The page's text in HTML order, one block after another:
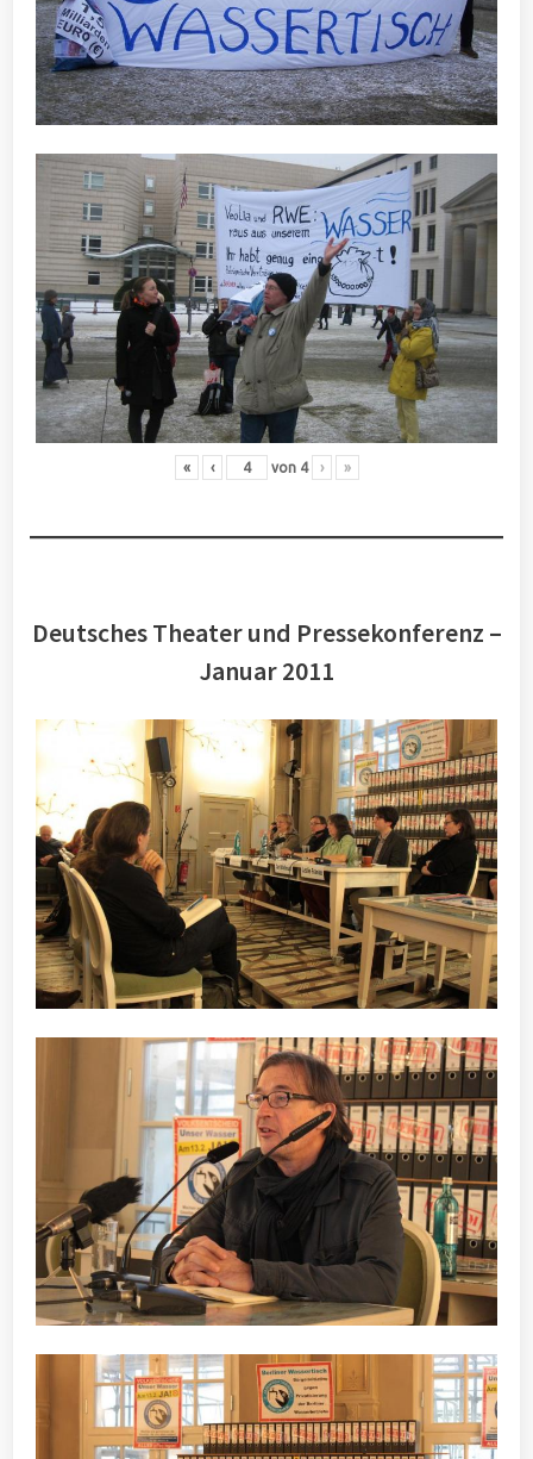
« ‹ von 4 › »
Deutsches Theater und Pressekonferenz –
Januar 2011